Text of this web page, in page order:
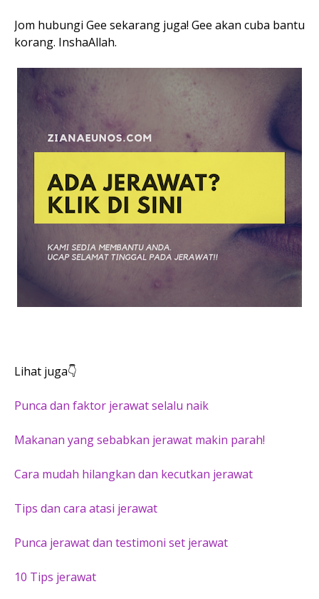
Jom hubungi Gee sekarang juga! Gee akan cuba bantu
korang. InshaAllah.
Lihat juga👇
Punca dan faktor jerawat selalu naik
Makanan yang sebabkan jerawat makin parah!
Cara mudah hilangkan dan kecutkan jerawat
Tips dan cara atasi jerawat
Punca jerawat dan testimoni set jerawat
10 Tips jerawat